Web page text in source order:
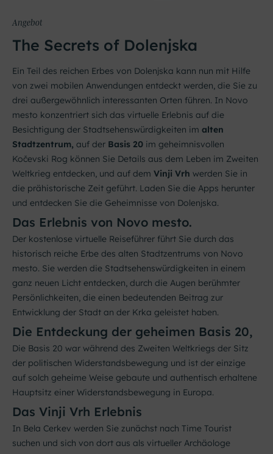
Angebot
The Secrets of Dolenjska
Ein Teil des reichen Erbes von Dolenjska kann nun mit Hilfe
von zwei mobilen Anwendungen entdeckt werden, die Sie zu
drei außergewöhnlich interessanten Orten führen. In Novo
mesto konzentriert sich das virtuelle Erlebnis auf die
Besichtigung der Stadtsehenswürdigkeiten im alten
Stadtzentrum, auf der Basis 20 im geheimnisvollen
Kočevski Rog können Sie Details aus dem Leben im Zweiten
Weltkrieg entdecken, und auf dem Vinji Vrh werden Sie in
die prähistorische Zeit geführt. Laden Sie die Apps herunter
und entdecken Sie die Geheimnisse von Dolenjska.
Das Erlebnis von Novo mesto.
Der kostenlose virtuelle Reiseführer führt Sie durch das
historisch reiche Erbe des alten Stadtzentrums von Novo
mesto. Sie werden die Stadtsehenswürdigkeiten in einem
ganz neuen Licht entdecken, durch die Augen berühmter
Persönlichkeiten, die einen bedeutenden Beitrag zur
Entwicklung der Stadt an der Krka geleistet haben.
Die Entdeckung der geheimen Basis 20,
Die Basis 20 war während des Zweiten Weltkriegs der Sitz
der politischen Widerstandsbewegung und ist der einzige
auf solch geheime Weise gebaute und authentisch erhaltene
Hauptsitz einer Widerstandsbewegung in Europa.
Das Vinji Vrh Erlebnis
In Bela Cerkev werden Sie zunächst nach Time Tourist
suchen und sich von dort aus als virtueller Archäologe